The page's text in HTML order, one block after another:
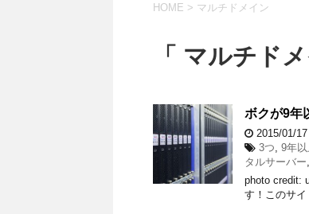
HOME > マルチドメイン
「 マルチド
ボクが9年
2015/01/17
3つ, 9年
タルサーバー,
photo credit:
す！このサ